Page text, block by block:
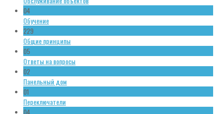
04
Обучение
229
Общие принципы
05
Ответы на вопросы
02
Панельный дом
01
Переключатели
04